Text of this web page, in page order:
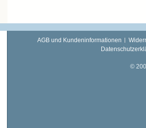
AGB und Kundeninformationen
©